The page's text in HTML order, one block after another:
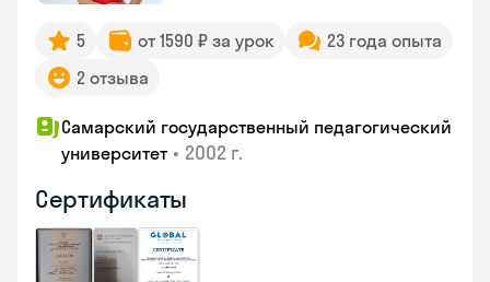
5 от 1590 ₽ за урок
23 года опыта
2 отзыва
Самарский государственный педагогический
университет • 2002 г.
Сертификаты